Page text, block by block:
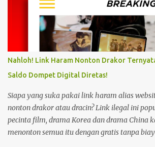
Nahloh! Link Haram Nonton Drakor
Saldo Dompet Digital Diretas!
Siapa yang suka pakai link haram alias
nonton drakor atau dracin? Link ilegal ini
pecinta film, drama Korea dan drama China
menonton semua itu dengan gratis tanpa